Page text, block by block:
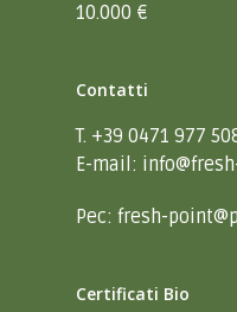
10.000 €
Contatti
T. +39 0471 977
E-mail:
Pec: fresh-
Certificati Bio